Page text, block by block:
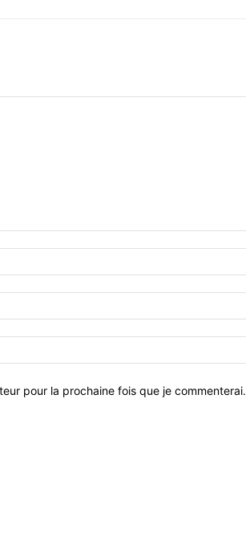
pour la prochaine fois que je commenterai.